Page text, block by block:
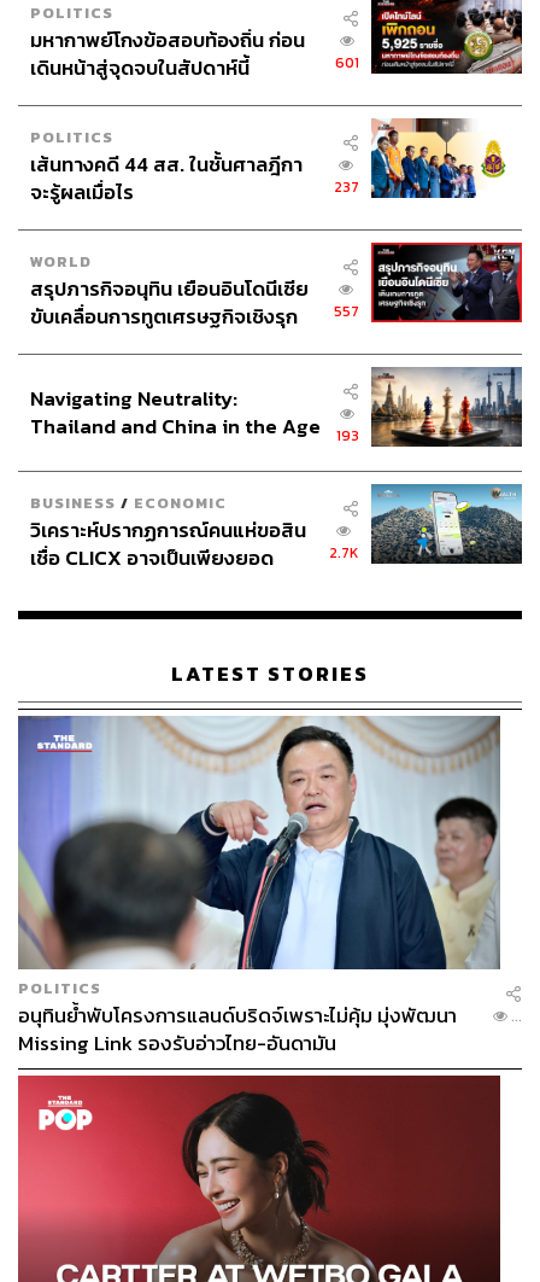
POLITICS
มหากาพย์โกงข้อสอบท้องถิ่น ก่อน
เดินหน้าสู่จุดจบในสัปดาห์นี้
601
POLITICS
เส้นทางคดี 44 สส. ในชั้นศาลฎีกา
จะรู้ผลเมื่อไร
237
WORLD
สรุปภารกิจอนุทิน เยือนอินโดนีเซีย
ขับเคลื่อนการทูตเศรษฐกิจเชิงรุก
557
Navigating Neutrality:
Thailand and China in the Age
193
BUSINESS / ECONOMIC
วิเคราะห์ปรากฏการณ์คนแห่ขอสิน
เชื่อ CLICX อาจเป็นเพียงยอด
เรือนไทยที่ถูกซุกไว้
2.7K
LATEST STORIES
POLITICS
อนุทินย้ำพับโครงการแลนด์บริดจ์เพราะไม่คุ้ม มุ่งพัฒนา
Missing Link รองรับอ่าวไทย-อันดามัน
...